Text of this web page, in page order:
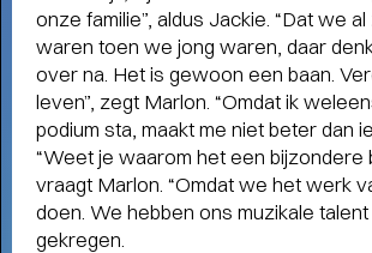
onze familie”, aldus Jackie. “Dat we
waren toen we jong waren, daar
over na. Het is gewoon een baan.
leven”, zegt Marlon. “Omdat ik
podium sta, maakt me niet beter dan
“Weet je waarom het een bijzondere
vraagt Marlon. “Omdat we het werk
doen. We hebben ons muzikale
gekregen.